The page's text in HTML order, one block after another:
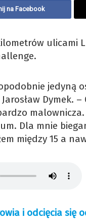
na Facebook
ulicami
jedyną
Dymek.
Dla mnie
między 15 a
i odcięcia się